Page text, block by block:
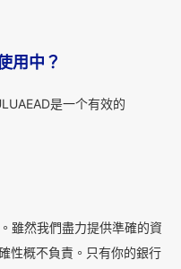
用中？
是一个有效的
雖然我們盡力提供準確的資
性概不負責。只有你的銀行